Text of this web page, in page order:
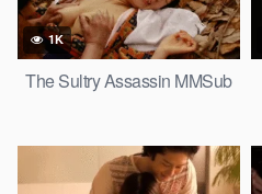
1K
The Sultry Assassin MMSub